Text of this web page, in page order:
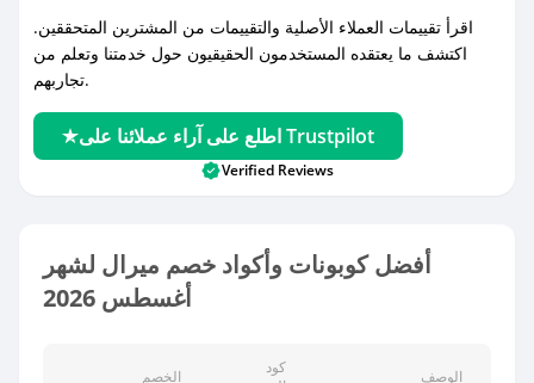
اقرأ تقييمات العملاء الأصلية والتقييمات من المشترين المتحققين.
اكتشف ما يعتقده المستخدمون الحقيقيون حول خدمتنا وتعلم من
تجاربهم.
اطلع على آراء عملائنا على Trustpilot
Verified Reviews
أفضل كوبونات وأكواد خصم ميرال لشهر
أغسطس 2026
الخصم
كود
الوصف